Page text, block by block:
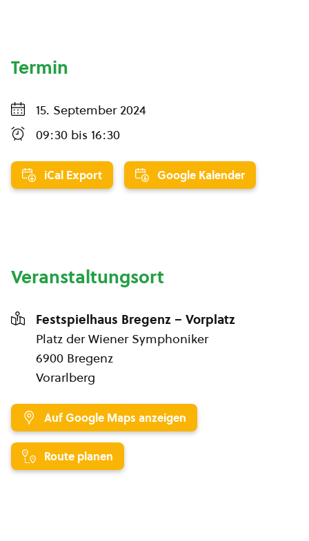
Termin
15. September 2024
09:30 bis 16:30
iCal Export Google Kalender
Veranstaltungsort
Festspielhaus Bregenz – Vorplatz
Platz der Wiener Symphoniker
6900 Bregenz
Vorarlberg
Auf Google Maps anzeigen
Route planen